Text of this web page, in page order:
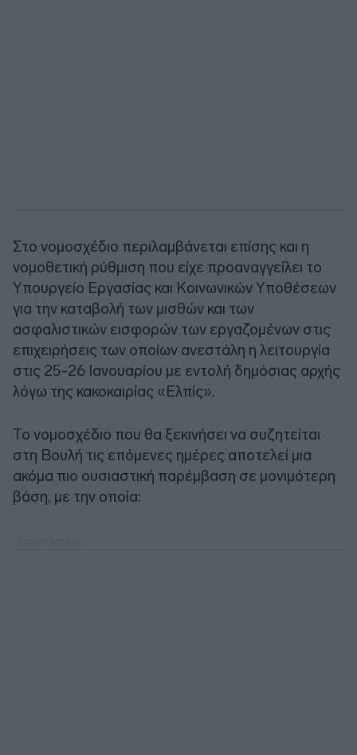
Στο νομοσχέδιο περιλαμβάνεται επίσης και η
νομοθετική ρύθμιση που είχε προαναγγείλει το
Υπουργείο Εργασίας και Κοινωνικών Υποθέσεων
για την καταβολή των μισθών και των
ασφαλιστικών εισφορών των εργαζομένων στις
επιχειρήσεις των οποίων ανεστάλη η λειτουργία
στις 25-26 Ιανουαρίου με εντολή δημόσιας αρχής
λόγω της κακοκαιρίας «Ελπίς».
Το νομοσχέδιο που θα ξεκινήσει να συζητείται
στη Βουλή τις επόμενες ημέρες αποτελεί μια
ακόμα πιο ουσιαστική παρέμβαση σε μονιμότερη
βάση, με την οποία: